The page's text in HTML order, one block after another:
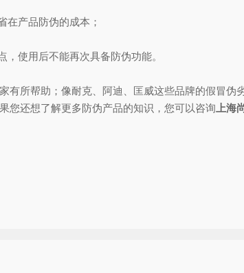
产品防伪的成本；
使用后不能再次具备防伪功能。
帮助；像耐克、阿迪、匡威这些品牌的假冒伪
您还想了解更多防伪产品的知识，您可以咨询 上海